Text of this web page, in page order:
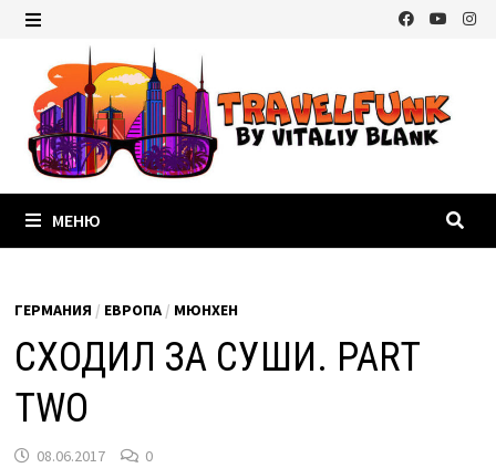
Перейти
содержимому
МЕНЮ
ГЕРМАНИЯ / ЕВРОПА / МЮНХЕН
СХОДИЛ ЗА СУШИ. PART
TWO
08.06.2017 0